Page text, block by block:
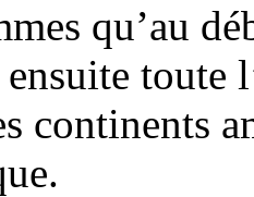
qu’au
toute
continents